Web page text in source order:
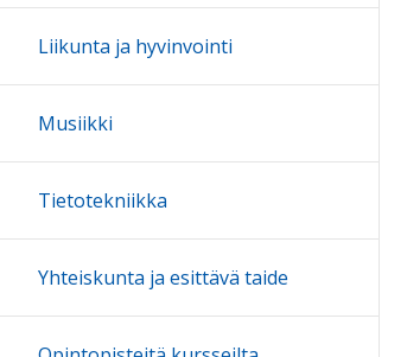
Liikunta ja hyvinvointi
Musiikki
Tietotekniikka
Yhteiskunta ja esittävä taide